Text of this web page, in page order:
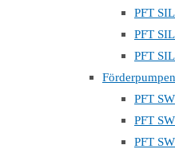
PFT
PFT
PFT
PFT
PFT
PFT